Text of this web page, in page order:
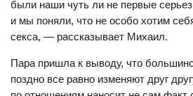
были наши чуть ли не первые
и мы поняли, что не особо хотим
секса, — рассказывает Михаил.
Пара пришла к выводу, что
поздно все равно изменяют друг